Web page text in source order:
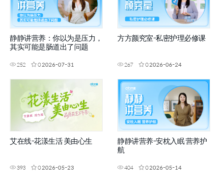
静静讲营养：你以为是压力，
其实可能是肠道出了问题
252 02026-07-31
方方颜究室-私密护理必修课
267 02026-06-24
艾在线-花漾生活 美由心生
393 02026-05-23
静静讲营养-安枕入眠 营养护
航
404 02026-05-14